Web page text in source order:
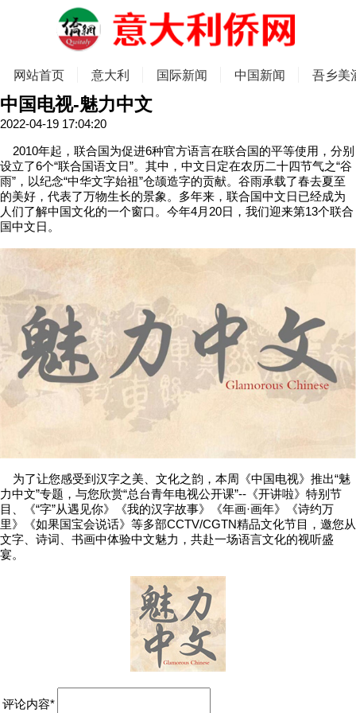
网站首页 意大利 国际新闻 中国新闻 吾乡美
中国电视-魅力中文
2022-04-19 17:04:20
2010年起，联合国为促进6种官方语言在联合国的平等使用，分别
设立了6个“联合国语文日”。其中，中文日定在农历二十四节气之“谷
雨”，以纪念“中华文字始祖”仓颉造字的贡献。谷雨承载了春去夏至
的美好，代表了万物生长的景象。多年来，联合国中文日已经成为
人们了解中国文化的一个窗口。今年4月20日，我们迎来第13个联合
国中文日。
为了让您感受到汉字之美、文化之韵，本周《中国电视》推出“魅
力中文”专题，与您欣赏“总台青年电视公开课”--《开讲啦》特别节
目、《“字”从遇见你》《我的汉字故事》《年画·画年》《诗约万
里》《如果国宝会说话》等多部CCTV/CGTN精品文化节目，邀您从
文字、诗词、书画中体验中文魅力，共赴一场语言文化的视听盛
宴。
评论内容*